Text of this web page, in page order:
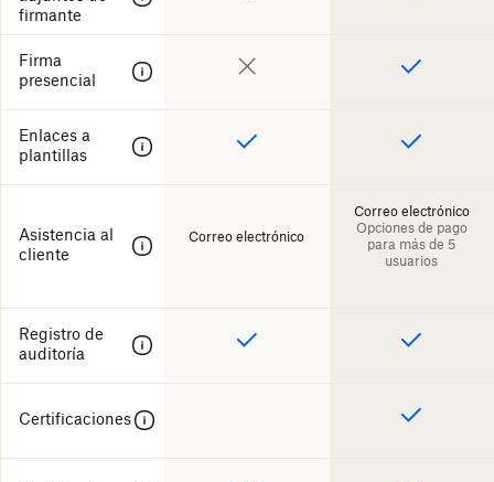
firmante
Firma
presencial
Enlaces a
plantillas
Asistencia al
cliente
Registro de
auditoría
Certificaciones
Correo electrónico
Correo electrónico
Opciones de pago
para más de 5
usuarios